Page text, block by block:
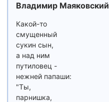
Владимир Маяковский
Какой-то
смущенный
сукин сын,
а над ним
путиловец -
нежней папаши:
"Ты,
парнишка,